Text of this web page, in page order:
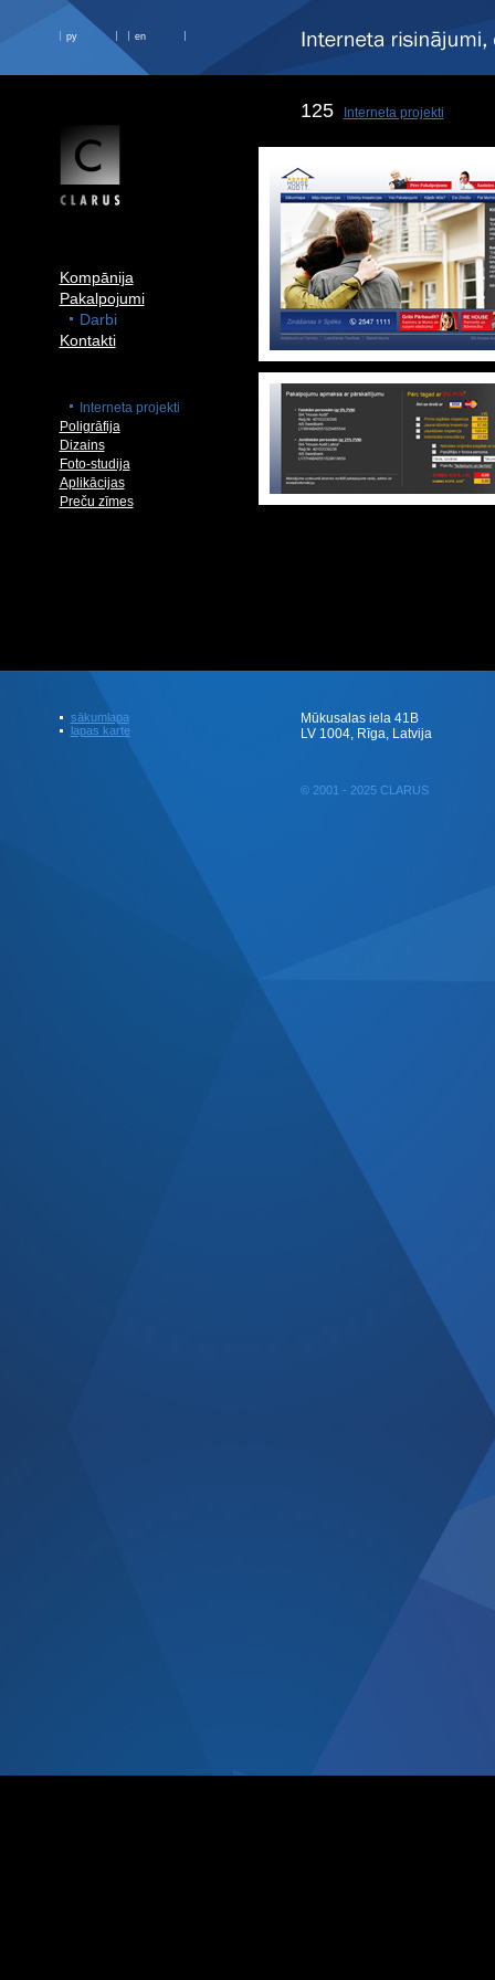
ру en
Kompānija
Pakalpojumi
Darbi
Kontakti
Interneta projekti
Poligrāfija
Dizains
Foto-studija
Aplikācijas
Preču zīmes
125 Interneta projekti
sākumlapa
lapas karte
Mūkusalas iela 41B
LV 1004, Rīga, Latvija
© 2001 - 2025 CLARUS